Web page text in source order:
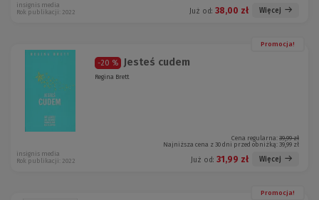
Już od: 38,00 zł Więcej
insignis media
Rok publikacji: 2022
Promocja!
-20 % Jesteś cudem
Regina Brett
Cena regularna: 39,99 zł
Najniższa cena z 30 dni przed obniżką: 39,99 zł
Już od: 31,99 zł Więcej
insignis media
Rok publikacji: 2022
Promocja!